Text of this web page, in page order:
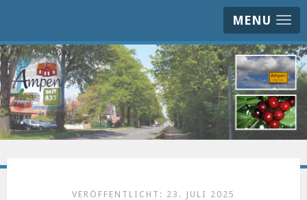
MENU
VERÖFFENTLICHT: 23. JULI 2025